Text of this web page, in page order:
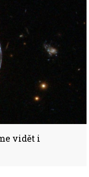
vidět i